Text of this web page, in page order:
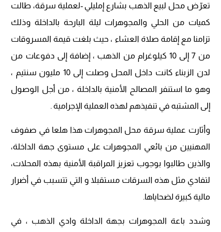
تعرّض محل لبيع الذهب بشارع إمليلي -لعملية سرقة، طالت
كميات من الحلي والمجوهرات ليلة البارحة بالداخلة وذلك
تزامنا مع إقامة صلاة العشاء ، حيث بلغت قيمة المسروقات
من 7 إلى 10 كيلوغرام من الذهب ، إضافة إلى دفوعات من
لدن الزبناء كانت داخل المحل وصلت إلى 10 مليون سنتيم ،
وهو ما استنفر المصالح الأمنية بالداخلة ، من أجل الوصول
إلى المشتبه في تنفيذهم لهذه العملية الإجرامية .
وأثارت عملية سرقة محل المجوهرات هذا هلعا في صفوف
المهنيين من بائعي المجوهرات على مستوى جهة الداخلة،
والذين طالبوا بوجوب تعزيز المراقبة الأمنية بهذه المحلات،
لتفادي مثل هذه السرقات مستقبلا و التي تتسبب في أضرار
مالية كبيرة لضحاياها.
وشدد باعة المجوهرات بجهة الداخلة وادي الذهب ، في